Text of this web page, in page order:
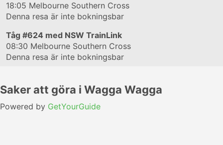
18:05 Melbourne Southern Cross
Denna resa är inte bokningsbar
Tåg #624 med NSW TrainLink
08:30 Melbourne Southern Cross
Denna resa är inte bokningsbar
Saker att göra i Wagga Wagga
Powered by GetYourGuide